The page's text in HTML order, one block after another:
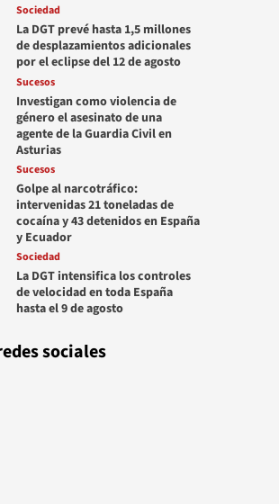
Sociedad
La DGT prevé hasta 1,5 millones
de desplazamientos adicionales
por el eclipse del 12 de agosto
Sucesos
Investigan como violencia de
género el asesinato de una
agente de la Guardia Civil en
Asturias
Sucesos
Golpe al narcotráfico:
intervenidas 21 toneladas de
cocaína y 43 detenidos en España
y Ecuador
Sociedad
La DGT intensifica los controles
de velocidad en toda España
hasta el 9 de agosto
sociales